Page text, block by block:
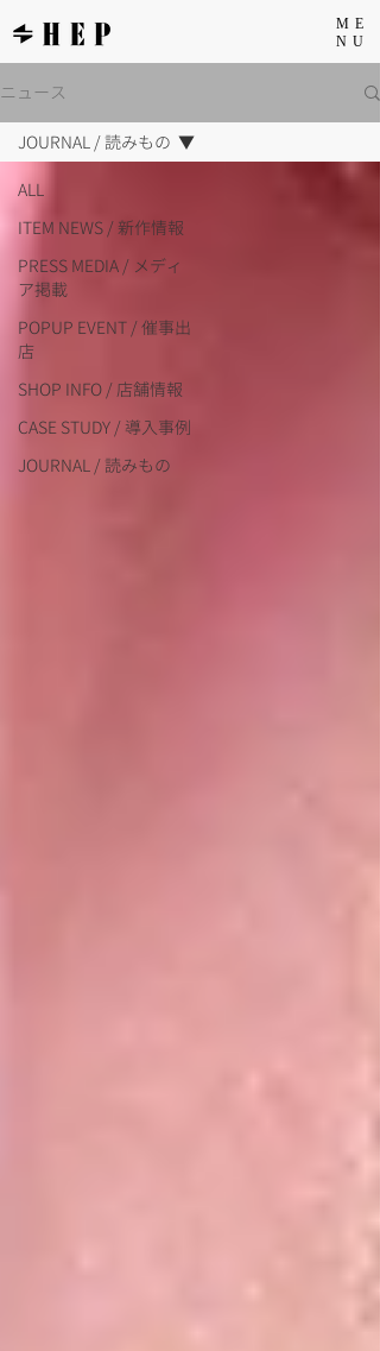
ME
NU
ニュース
ALL
ITEM NEWS / 新作情報
PRESS MEDIA / メディ
ア掲載
POPUP EVENT / 催事出
店
SHOP INFO / 店舗情報
CASE STUDY / 導入事例
JOURNAL / 読みもの
JOURNAL / 読みもの